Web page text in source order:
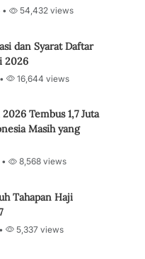
54,432 views
dan Syarat Daftar
2026
16,644 views
Tembus 1,7 Juta
Masih yang
8,568 views
Tahapan Haji
5,337 views